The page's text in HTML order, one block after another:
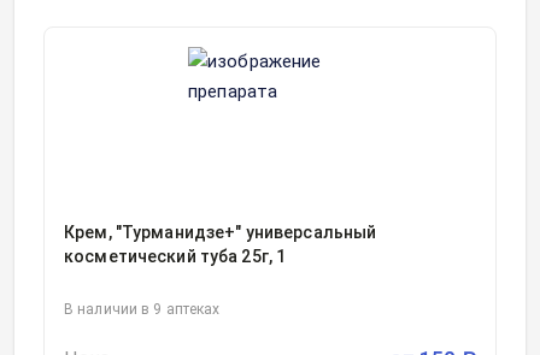
Крем, "Турманидзе+" универсальный
косметический туба 25г, 1
В наличии в 9 аптеках